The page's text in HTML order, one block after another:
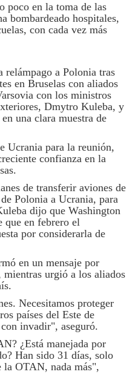
poco en la toma de las
bombardeado hospitales,
con cada vez más
a Polonia tras
en Bruselas con aliados
con los ministros
Dmytro Kuleba, y
una clara muestra de
Ucrania para la reunión,
confianza en la
de transferir aviones de
Polonia a Ucrania, para
dijo que Washington
que en febrero el
por considerarla de
en un mensaje por
urgió a los aliados
Necesitamos proteger
países del Este de
invadir", aseguró.
¿Está manejada por
Han sido 31 días, solo
la OTAN, nada más",